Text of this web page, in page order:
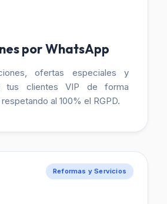
por WhatsApp
ofertas especiales y
tus clientes VIP de forma
al 100% el RGPD.
Reformas y Servicios